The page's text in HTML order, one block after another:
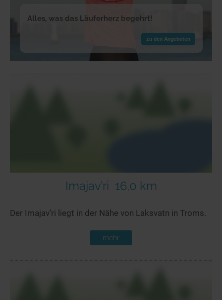
Alles, was das Läuferherz begehrt!
zu den Angeboten
Imajav’ri 16,0 km
Der Imajav’ri liegt in der Nähe von Laksvatn in Troms.
mehr